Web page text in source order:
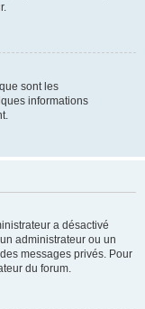
sont les
informations
a désactivé
administrateur ou un
messages privés. Pour
du forum.